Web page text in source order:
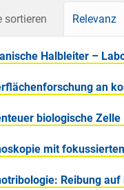
sortieren Relevanz
Halbleiter –
an
biologische
mit
Reibung